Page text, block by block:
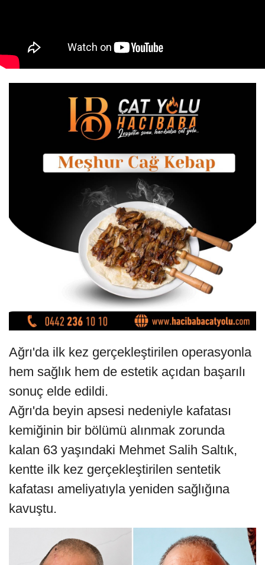
Ağrı'da ilk kez gerçekleştirilen operasyonla
hem sağlık hem de estetik açıdan başarılı
sonuç elde edildi.
Ağrı'da beyin apsesi nedeniyle kafatası
kemiğinin bir bölümü alınmak zorunda
kalan 63 yaşındaki Mehmet Salih Saltık,
kentte ilk kez gerçekleştirilen sentetik
kafatası ameliyatıyla yeniden sağlığına
kavuştu.